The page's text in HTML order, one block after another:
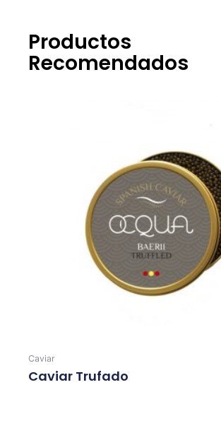
Productos
Recomendados
Caviar
Caviar Trufado